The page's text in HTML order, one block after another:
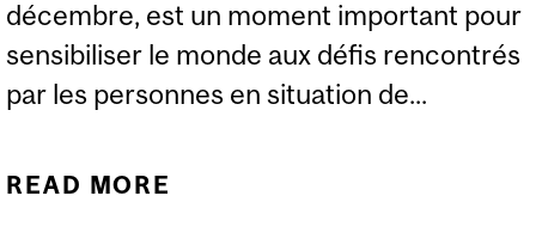
décembre, est un moment important pour
sensibiliser le monde aux défis rencontrés
par les personnes en situation de...
READ MORE